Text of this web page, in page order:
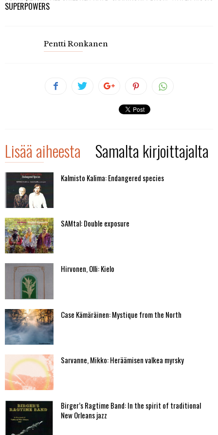
SUPERPOWERS
Pentti Ronkanen
Lisää aiheesta Samalta kirjoittajalta
Kalmisto Kalima: Endangered species
SAMtal: Double exposure
Hirvonen, Olli: Kielo
Case Kämäräinen: Mystique from the North
Sarvanne, Mikko: Heräämisen valkea myrsky
Birger’s Ragtime Band: In the spirit of traditional
New Orleans jazz